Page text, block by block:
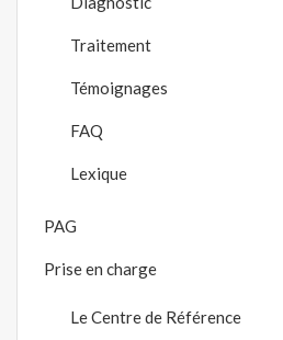
Traitement
Témoignages
FAQ
Lexique
PAG
Prise en charge
Le Centre de Référence